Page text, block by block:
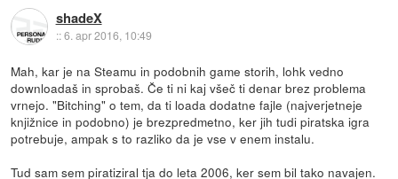
shadeX
::6. apr 2016, 10:49
Mah, kar je na Steamu in podobnih game storih, lohk vedno
downloadaš in sprobaš. Če ti ni kaj všeč ti denar brez problema
vrnejo. "Bitching" o tem, da ti loada dodatne fajle (najverjetneje
knjižnice in podobno) je brezpredmetno, ker jih tudi piratska igra
potrebuje, ampak s to razliko da je vse v enem instalu.
Tud sam sem piratiziral tja do leta 2006, ker sem bil tako navajen.